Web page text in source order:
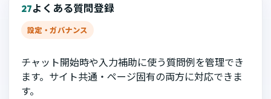
27よくある質問登録
設定・ガバナンス
チャット開始時や入力補助に使う質問例を管理でき
ます。サイト共通・ページ固有の両方に対応できま
す。